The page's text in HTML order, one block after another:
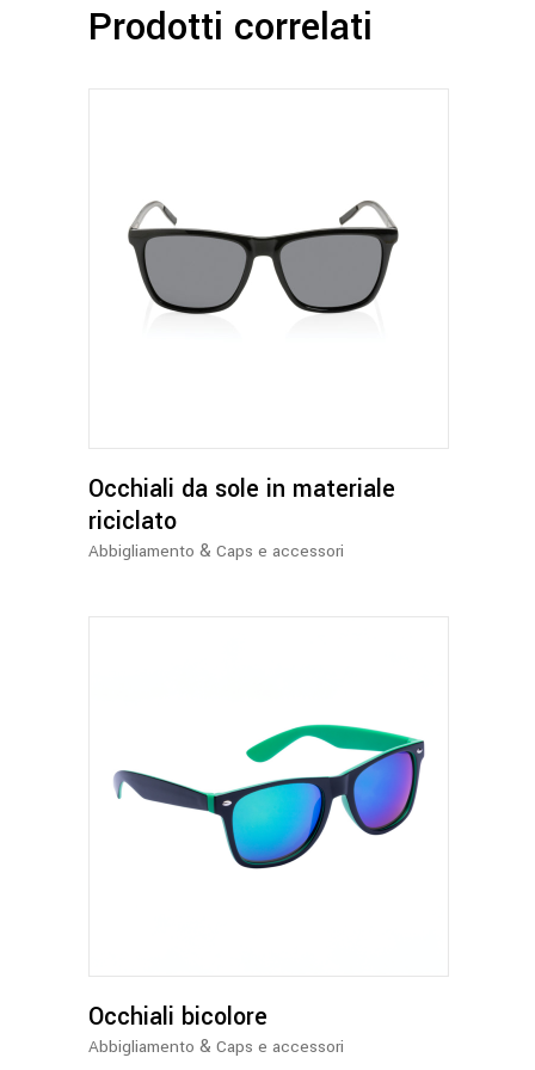
Prodotti correlati
Occhiali da sole in materiale
riciclato
Abbigliamento & Caps e accessori
Questo
prodotto
ha
opzioni
essere
Occhiali bicolore
Abbigliamento & Caps e accessori